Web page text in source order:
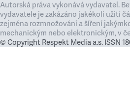
Autorská práva vykonává vydavatel.
vydavatele je zakázáno jakékoli užití
zejména rozmnožování a šíření
mechanickým nebo elektronickým, v
© Copyright Respekt Media a.s. ISSN